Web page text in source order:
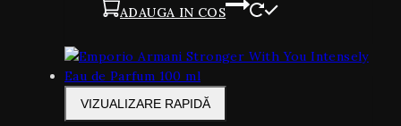
ADAUGA IN COS
VIZUALIZARE RAPIDĂ